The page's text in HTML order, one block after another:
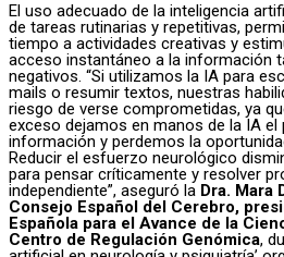
El uso adecuado de la inteligencia
de tareas rutinarias y repetitivas,
tiempo a actividades creativas y
acceso instantáneo a la información
negativos. “Si utilizamos la IA para
mails o resumir textos, nuestras
riesgo de verse comprometidas, ya
exceso dejamos en manos de la IA
información y perdemos la
Reducir el esfuerzo neurológico
para pensar críticamente y resolver
independiente”, aseguró la Dra. Mara
Consejo Español del Cerebro,
Española para el Avance de la
Centro de Regulación Genómica,